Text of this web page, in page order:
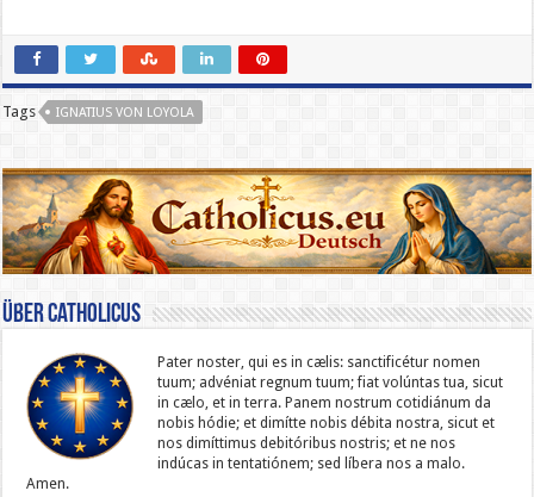
Tags IGNATIUS VON LOYOLA
Über catholicus
Pater noster, qui es in cælis: sanc­ti­ficétur nomen
tuum; advéniat regnum tuum; fiat volúntas tua, sicut
in cælo, et in terra. Panem nostrum cotidiánum da
nobis hódie; et dimítte nobis débita nostra, sicut et
nos dimíttimus debitóribus nostris; et ne nos
indúcas in ten­ta­tiónem; sed líbera nos a malo.
Amen.